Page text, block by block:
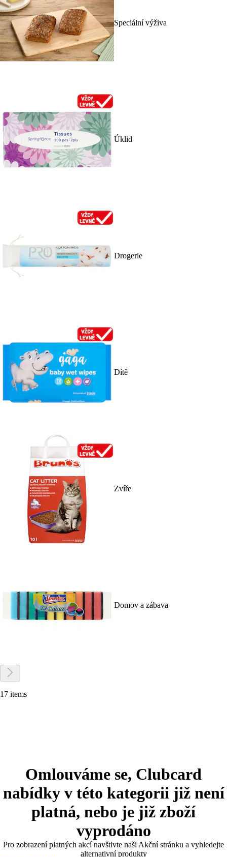
Speciální výživa
Úklid
Drogerie
Dítě
Zvíře
Domov a zábava
17 items
Omlouváme se, Clubcard
nabídky v této kategorii již není
platná, nebo je již zboží
vyprodáno
Pro zobrazení platných akcí navštivte naši Akční stránku a vyhledejte
alternativní produkty